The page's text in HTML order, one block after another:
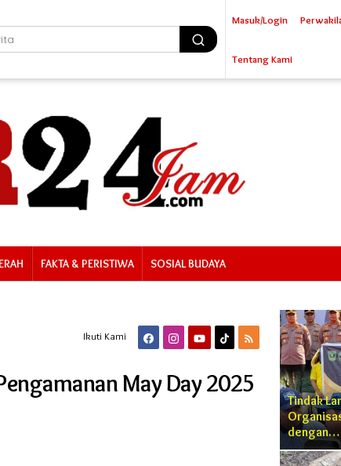
Masuk/Login
Tentang Kami
FAKTA & PERISTIWA SOSIAL BUDAYA
Ikuti Kami
May Day 2025
Tindak
dengan…